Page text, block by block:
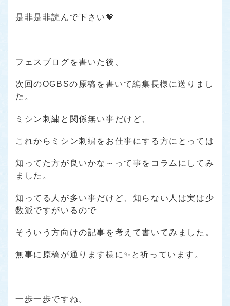
是非是非読んで下さい💖
フェスブログを書いた後、
次回のOGBSの原稿を書いて編集長様に送りまし
た。
ミシン刺繍と関係無い事だけど、
これからミシン刺繍をお仕事にする方にとっては
知ってた方が良いかな～って事をコラムにしてみ
ました。
知ってる人が多い事だけど、知らない人は実は少
数派ですがいるので
そういう方向けの記事を考えて書いてみました。
無事に原稿が通ります様に✨と祈っています。
一歩一歩ですね。